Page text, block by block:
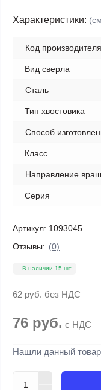
Характеристики:
Код производителя
Вид сверла
Сталь
Тип хвостовика
Способ
Класс
Направление
Серия
Артикул: 1093045
Отзывы: (0)
В наличии 15 шт.
62 руб. без НДС
76 руб. с НДС
Нашли данный